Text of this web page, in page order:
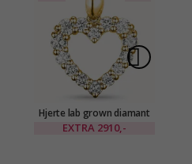
Hjerte lab grown diamant
vedhæng i 9 karat guld 0,54
EXTRA 2910,-